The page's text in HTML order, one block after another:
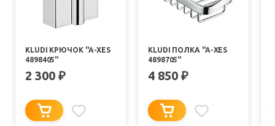
KLUDI КРЮЧОК "A-XES
4898405"
2 300 ₽
KLUDI ПОЛКА "A-XES
4898705"
4 850 ₽